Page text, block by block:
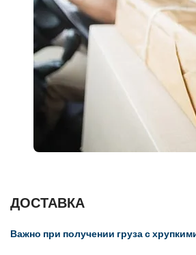
ДОСТАВКА
Важно при получении груза с